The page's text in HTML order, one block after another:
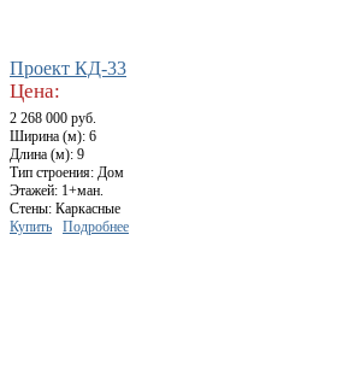
Проект КД-33
Цена:
2 268 000 руб.
Ширина (м): 6
Длина (м): 9
Тип строения: Дом
Этажей: 1+ман.
Стены: Каркасные
Купить
Подробнее